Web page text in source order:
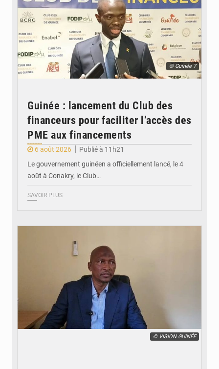
© Guinée 7
Guinée : lancement du Club des
financeurs pour faciliter l’accès des
PME aux financements
6 août 2026
Publié à 11h21
Le gouvernement guinéen a officiellement lancé, le 4
août à Conakry, le Club…
SAVOIR PLUS
© VISION GUINÉE